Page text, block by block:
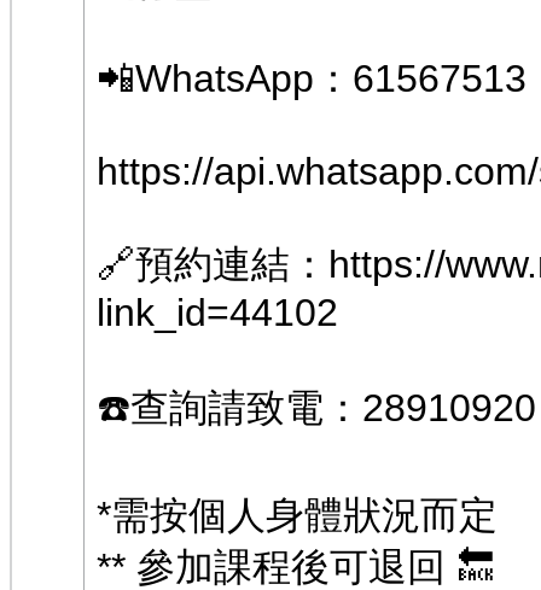
📲WhatsApp：61567513
https://
🔗預約連結： https://
link_id=44102
☎️查詢請致電：28910920
*需按個人身體狀況而定
** 參加課程後可退回 🔙